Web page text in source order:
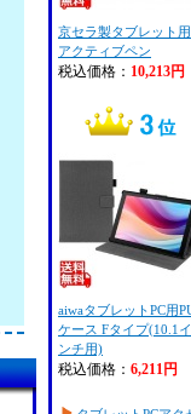
京セラ製タブレット用
アクティブペン
税込価格： 10,213円
aiwaタブレットPC用
ケース Fタイプ(10.1イ
ンチ用)
税込価格： 6,211円